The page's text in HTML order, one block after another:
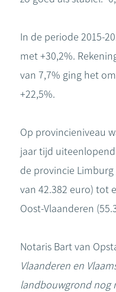
In de periode 2015-
met +30,2%.
van 7,7% ging het
+22,5%.
Op provincieniveau
jaar tijd
de provincie
van 42.382 euro) tot
Oost-Vlaanderen
Notaris Bart van
Vlaanderen en
landbouwgrond nog